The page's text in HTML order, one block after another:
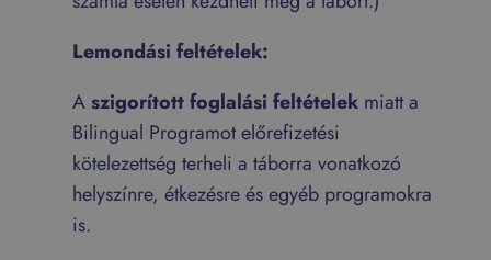
Lemondási feltételek:
Aszigorított foglalási feltételek miatt a
Bilingual Programot előrefizetési
kötelezettség terheli a táborra vonatkozó
helyszínre, étkezésre és egyéb programokra
is.